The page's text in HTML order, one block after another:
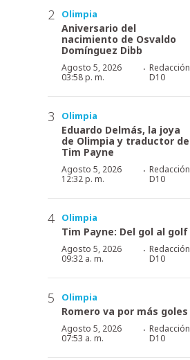
Olimpia
Aniversario del
nacimiento de Osvaldo
Domínguez Dibb
Agosto 5, 2026
03:58 p. m.
· Redacción
D10
Olimpia
Eduardo Delmás, la joya
de Olimpia y traductor de
Tim Payne
Agosto 5, 2026
12:32 p. m.
· Redacción
D10
Olimpia
Tim Payne: Del gol al golf
Agosto 5, 2026
09:32 a. m.
· Redacción
D10
Olimpia
Romero va por más goles
Agosto 5, 2026
07:53 a. m.
· Redacción
D10